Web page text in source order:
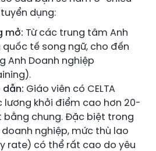
dụng:
mở: Từ các trung tâm Anh
quốc tế song ngữ, cho đến
Anh Doanh nghiệp
dẫn: Giáo viên có CELTA
lương khởi điểm cao hơn 20-
bằng chung. Đặc biệt trong
nghiệp, mức thù lao
rate) có thể rất cao do yêu